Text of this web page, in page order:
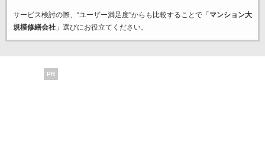
サービス検討の際、“ユーザー満足度”からも比較することで「 マンション大
規模修繕会社」選びにお役立てください。
PR